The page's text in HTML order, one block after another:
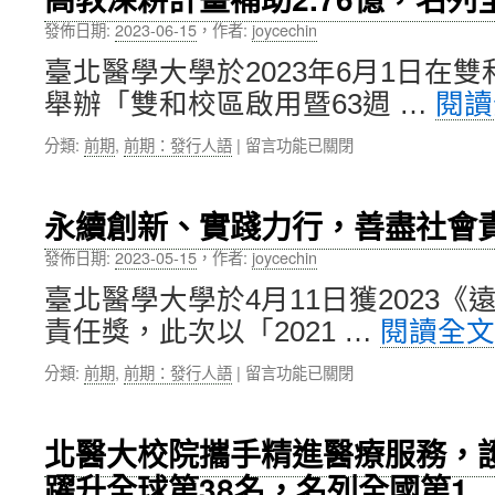
醫
學
學
邁
進〉
中
北
醫
大
邁
向
嶄
新
中
發佈日期:2023-06-15，作者: joycechin
臺北醫學大學於2023年6月1日在雙
舉辦「雙和校區啟用暨63週 … 閱
分類: 前期, 前期：發行人語 | 在
大
慶
祝
63
週
慶
啟
和
校
留言功能已關閉
永續創新、實踐力行，善盡社會
發佈日期:2023-05-15，作者: joycechin
臺北醫學大學於4月11日獲2023《
責任獎，此次以「2021 … 閱讀全
分類: 前期, 前期：發行人語 | 在
創
新、
實
留言功能已關閉
北醫大校院攜手精進醫療服務，